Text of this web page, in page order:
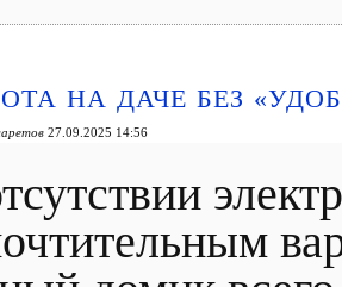
НА ДАЧЕ БЕЗ
27.09.2025 14:56